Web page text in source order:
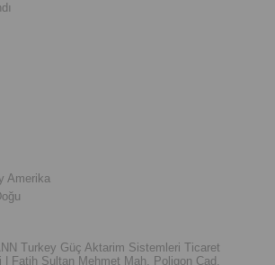
Amerika
Turkey Güç Aktarim Sistemleri Ticaret
Fatih Sultan Mehmet Mah, Poligon Cad.